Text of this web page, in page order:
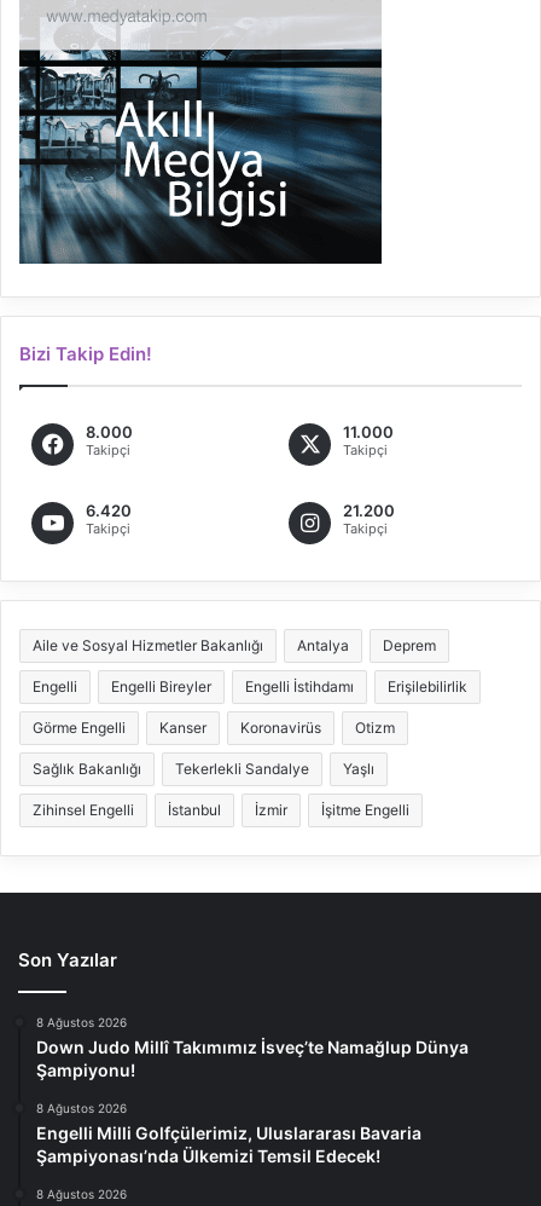
Bizi Takip Edin!
8.000
Takipçi
11.000
Takipçi
6.420
Takipçi
21.200
Takipçi
Aile ve Sosyal Hizmetler Bakanlığı Antalya Deprem
Engelli Engelli Bireyler Engelli İstihdamı Erişilebilirlik
Görme Engelli Kanser Koronavirüs Otizm
Sağlık Bakanlığı Tekerlekli Sandalye Yaşlı
Zihinsel Engelli İstanbul İzmir İşitme Engelli
Son Yazılar
8 Ağustos 2026
Down Judo Millî Takımımız İsveç’te Namağlup Dünya
Şampiyonu!
8 Ağustos 2026
Engelli Milli Golfçülerimiz, Uluslararası Bavaria
Şampiyonası’nda Ülkemizi Temsil Edecek!
8 Ağustos 2026